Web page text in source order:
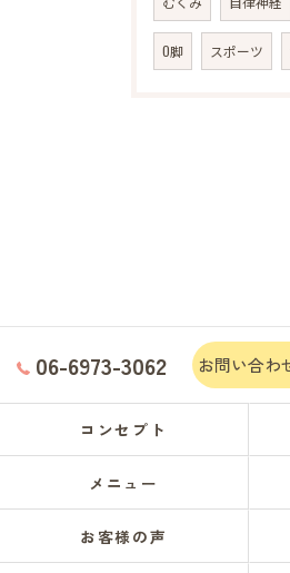
O脚 スポーツ
06-6973-3062 お問い合わ
コンセプト
メニュー
お客様の声